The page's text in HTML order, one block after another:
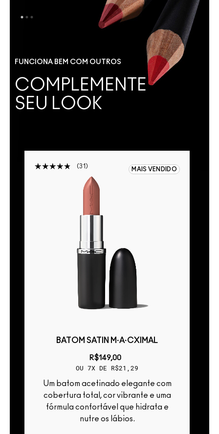
FUNCIONA BEM COM OUTROS
COMPLEMENTE
SEU LOOK
31 MAIS VENDIDO
BATOM SATIN M·A·CXIMAL
R$149,00
OU 7X DE R$21,29
Um batom acetinado elegante com
cobertura total, cor vibrante e uma
fórmula confortável que hidrata e
nutre os lábios.